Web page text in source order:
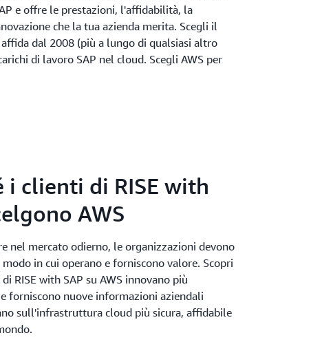
e offre le prestazioni, l'affidabilità, la
che la tua azienda merita. Scegli il
dal 2008 (più a lungo di qualsiasi altro
di lavoro SAP nel cloud. Scegli AWS per
i clienti di RISE with
AWS
nel mercato odierno, le organizzazioni devono
in cui operano e forniscono valore. Scopri
RISE with SAP su AWS innovano più
forniscono nuove informazioni aziendali
sull'infrastruttura cloud più sicura, affidabile